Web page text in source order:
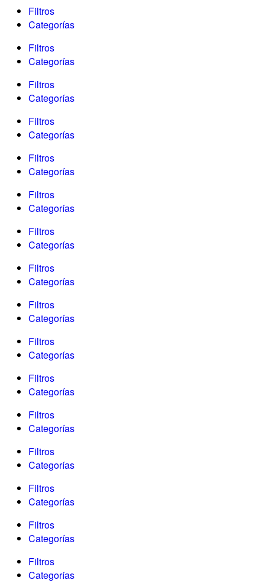
Filtros
Categorías
Filtros
Categorías
Filtros
Categorías
Filtros
Categorías
Filtros
Categorías
Filtros
Categorías
Filtros
Categorías
Filtros
Categorías
Filtros
Categorías
Filtros
Categorías
Filtros
Categorías
Filtros
Categorías
Filtros
Categorías
Filtros
Categorías
Filtros
Categorías
Filtros
Categorías